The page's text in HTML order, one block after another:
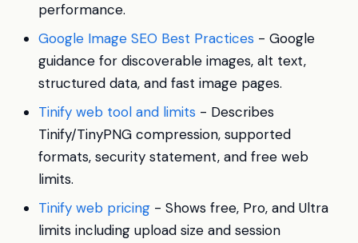
performance.
Google Image SEO Best Practices - Google
guidance for discoverable images, alt text,
structured data, and fast image pages.
Tinify web tool and limits - Describes
Tinify/TinyPNG compression, supported
formats, security statement, and free web
limits.
Tinify web pricing - Shows free, Pro, and Ultra
limits including upload size and session